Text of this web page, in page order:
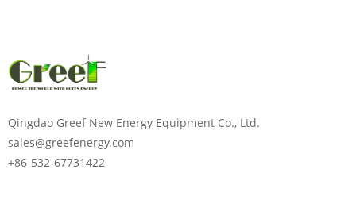
Qingdao Greef New Energy Equipment Co., Ltd.
sales@greefenergy.com
+86-532-67731422